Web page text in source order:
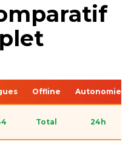
Offline Autonomie
Total 24h